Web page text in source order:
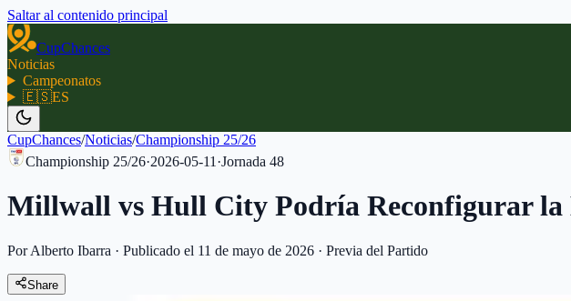
Saltar al contenido principal
CupChances
Noticias
Campeonatos
🇪🇸ES
CupChances/Noticias/Championship 25/26
Championship 25/26·2026-05-11 ·Jornada 48
Millwall vs Hull City Podría Reconfigurar
Por Alberto Ibarra · Publicado el 11 de mayo de 2026 · Previa del Partido
Share